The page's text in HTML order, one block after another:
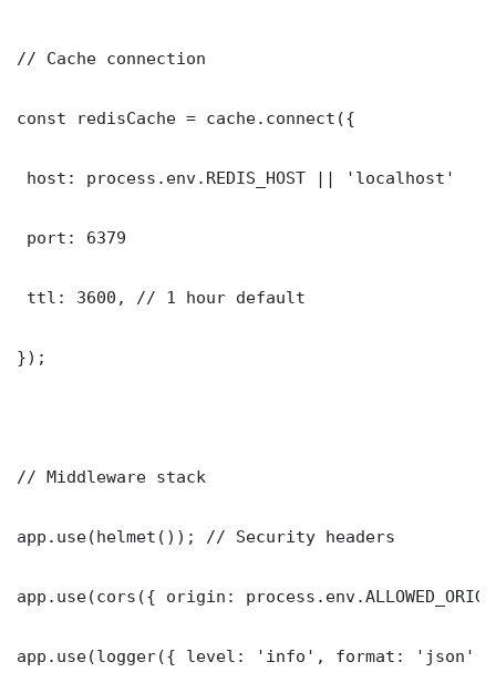
// Cache connection
const redisCache = cache.connect({
host: process.env.REDIS_HOST || 'localhost'
port: 6379
ttl: 3600, // 1 hour default
});
// Middleware stack
app.use(helmet()); // Security headers
app.use(cors({ origin:
app.use(logger({ level: 'info', format: 'json'